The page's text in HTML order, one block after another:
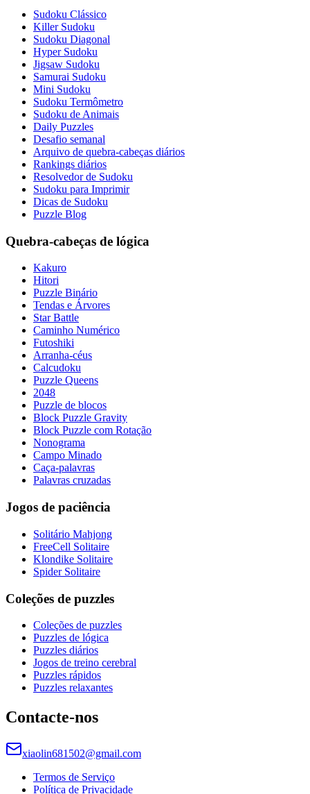
Sudoku Clássico
Killer Sudoku
Sudoku Diagonal
Hyper Sudoku
Jigsaw Sudoku
Samurai Sudoku
Mini Sudoku
Sudoku Termômetro
Sudoku de Animais
Daily Puzzles
Desafio semanal
Arquivo de quebra-cabeças diários
Rankings diários
Resolvedor de Sudoku
Sudoku para Imprimir
Dicas de Sudoku
Puzzle Blog
Quebra-cabeças de lógica
Kakuro
Hitori
Puzzle Binário
Tendas e Árvores
Star Battle
Caminho Numérico
Futoshiki
Arranha-céus
Calcudoku
Puzzle Queens
2048
Puzzle de blocos
Block Puzzle Gravity
Block Puzzle com Rotação
Nonograma
Campo Minado
Caça-palavras
Palavras cruzadas
Jogos de paciência
Solitário Mahjong
FreeCell Solitaire
Klondike Solitaire
Spider Solitaire
Coleções de puzzles
Coleções de puzzles
Puzzles de lógica
Puzzles diários
Jogos de treino cerebral
Puzzles rápidos
Puzzles relaxantes
Contacte-nos
xiaolin681502@gmail.com
Termos de Serviço
Política de Privacidade